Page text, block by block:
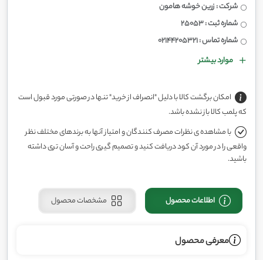
شرکت : زرین خوشه هامون
شماره ثبت : 25053
شماره تماس : 02144205321
موارد بیشتر
امکان برگشت کالا با دلیل "انصراف از خرید" تنها در صورتی مورد قبول است
که پلمب کالا باز نشده باشد.
با مشاهده ی نظرات مصرف کنندگان و امتیاز آنها به برندهای مختلف نظر
واقعی را در مورد آن کود دریافت کنید و تصمیم گیری راحت و آسان تری داشته
باشید.
اطلاعات محصول مشخصات محصول
معرفی محصول